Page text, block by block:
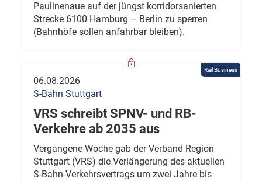
Paulinenaue auf der jüngst korridorsanierten
Strecke 6100 Hamburg – Berlin zu sperren
(Bahnhöfe sollen anfahrbar bleiben).
Rail Business
06.08.2026
S-Bahn Stuttgart
VRS schreibt SPNV- und RB-
Verkehre ab 2035 aus
Vergangene Woche gab der Verband Region
Stuttgart (VRS) die Verlängerung des aktuellen
S-Bahn-Verkehrsvertrags um zwei Jahre bis